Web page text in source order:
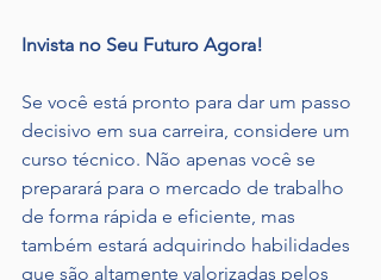
Invista no Seu Futuro Agora!
Se você está pronto para dar um passo
decisivo em sua carreira, considere um
curso técnico. Não apenas você se
preparará para o mercado de trabalho
de forma rápida e eficiente, mas
também estará adquirindo habilidades
que são altamente valorizadas pelos